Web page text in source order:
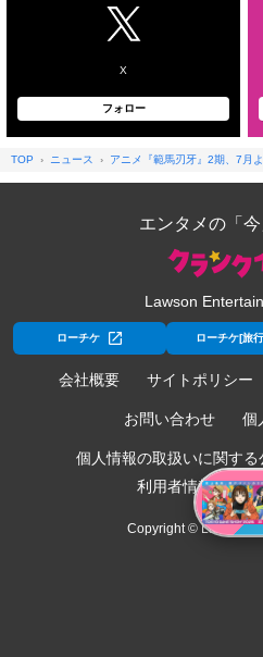
X
フォロー
TOP ニュース アニメ『範馬刃牙』2期、7月
エンタメの「
Lawson
ローチケ ローチケ[旅
会社概要 サイトポリシー
お問い合わせ 個
個人情報の取扱いに関す
利用者情報の外部
Copyright © Lawson